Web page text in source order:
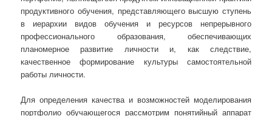
продуктивного обучения, представляющего высшую ступень
в иерархии видов обучения и ресурсов непрерывного
профессионального образования, обеспечивающих
планомерное развитие личности и, как следствие,
качественное формирование культуры самостоятельной
работы личности.
Для определения качества и возможностей моделирования
портфолио обучающегося рассмотрим понятийный аппарат